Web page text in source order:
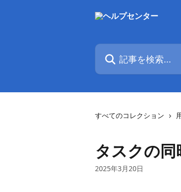
記事を検索...
すべてのコレクション
タスクの同
2025年3月20日